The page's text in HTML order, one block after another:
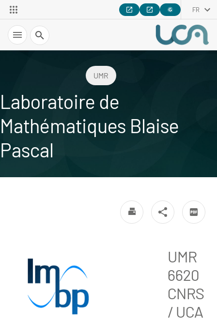
FR
Recherche
UMR
Laboratoire de
Mathématiques Blaise
Pascal
UMR
6620
CNRS
/ UCA